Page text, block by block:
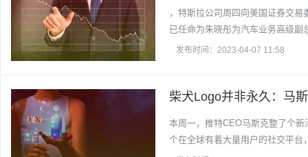
，特斯拉公司周四向美国证券交
已任命为朱晓彤为汽车业务高级
发布时间：2023-04-07 11:58
柴犬Logo并非永久：马
本周一，推特CEO马斯克整了个
个在全球有着大量用户的社交平台